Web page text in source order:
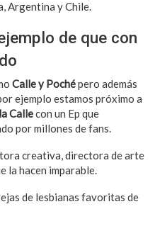
Argentina y Chile.
de que con
Calle y Pochépero además
ejemplo estamos próximo a
Callecon un Ep que
por millones de fans.
creativa, directora de arte
la hacen imparable.
de lesbianas favoritas de